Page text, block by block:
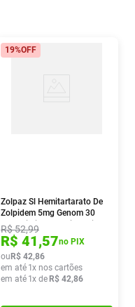
19%OFF
Zolpaz Sl Hemitartarato De
Zolpidem 5mg Genom 30
Comprimidos Sublinguais
R$52,99
R$ 41,57no PIX
ou R$ 42,86
em até 1x nos cartões
em até 1x de R$ 42,86